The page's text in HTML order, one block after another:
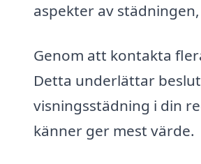
aspekter av
Genom att kontakta
Detta underlättar
visningsstädning i din
känner ger mest värde.